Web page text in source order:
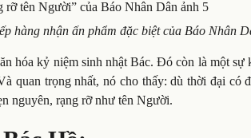
hàng nhận ấn phẩm đặc biệt của Báo Nhân
hóa kỷ niệm sinh nhật Bác. Đó còn là một sự
quan trọng nhất, nó cho thấy: dù thời đại có
nguyên, rạng rỡ như tên Người.